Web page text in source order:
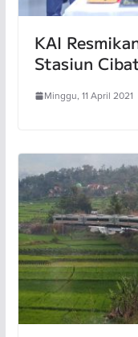
KAI
Stasiun
Minggu, 11 April 2021